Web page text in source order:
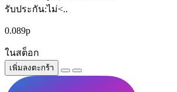
รับประกัน:ไม่<..
0.089р
ในสต็อก
เพิ่มลงตะกร้า